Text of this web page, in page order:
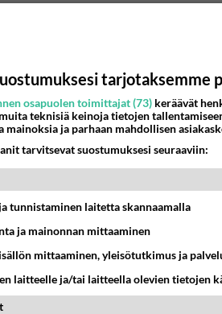
Ketjusta on poistettu0
Takaisin ylös
KESKUSTELUT
Ikävä
täysi-ikäinen hukkui?
tarjotaksemme
osapuolen toimittajat (73) keräävät
teknisiä keinoja tietojen
ja parhaan mahdollisen
tarvitsevat suostumuksesi seuraaviin:
tunnistaminen laitetta skannaamalla
ja mainonnan mittaaminen
mittaaminen, yleisötutkimus ja
laitteelle ja/tai laitteella olevien tietojen